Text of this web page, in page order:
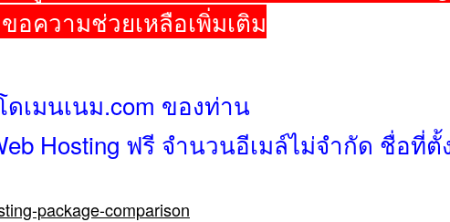
อความช่วยเหลือเพิ่มเติม
เมนเนม.com ของท่าน
Hosting ฟรี จำนวนอีเมล์ไม่จำกัด ชื่อที่
package-comparison